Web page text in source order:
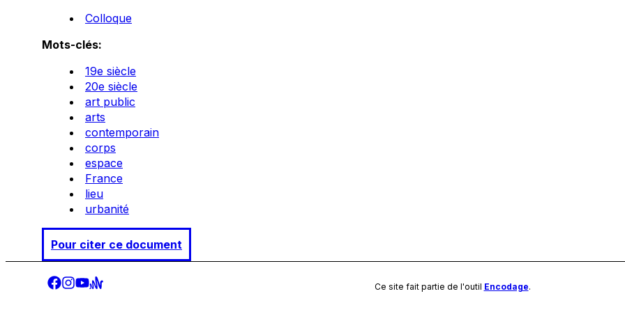
Colloque
Mots-clés:
19e siècle
20e siècle
art public
arts
contemporain
corps
espace
France
lieu
urbanité
Pour citer ce document
Ce site fait partie de l'outil Encodage.